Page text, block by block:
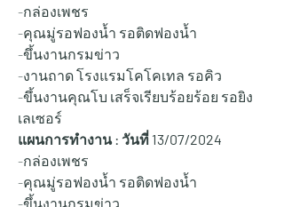
-กล่องเพชร
-คุณมู่รอฟองน้ำ รอติดฟองน้ำ
-ขึ้นงานกรมข่าว
-งานถาด โรงแรมโคโคเทล รอคิว
-ขึ้นงานคุณโบ เสร็จเรียบร้อยร้อย รอยิง
เลเซอร์
แผนการทำงาน : วันที่ 13/07/2024
-กล่องเพชร
-คุณมู่รอฟองน้ำ รอติดฟองน้ำ
-ขึ้นงานกรมข่าว